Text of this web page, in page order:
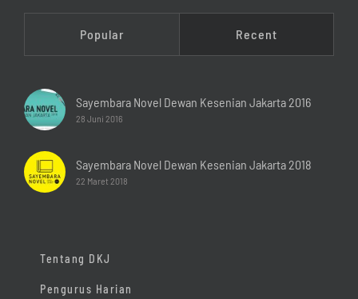
Popular Recent
Sayembara Novel Dewan Kesenian Jakarta 2016
28 Juni 2016
Sayembara Novel Dewan Kesenian Jakarta 2018
22 Maret 2018
Tentang DKJ
Pengurus Harian